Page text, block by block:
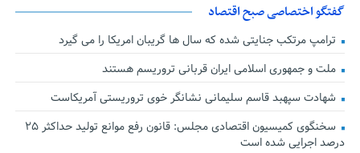
گفتگو اختصاصی صبح اقتصاد
ترامپ مرتکب جنایتی شده که سال ها گریبان امریکا را می گیرد
ملت و جمهوری اسلامی ایران قربانی تروریسم هستند
شهادت سپهبد قاسم سلیمانی نشانگر خوی تروریستی آمریکاست
سخنگوی کمیسیون اقتصادی مجلس: قانون رفع موانع تولید حداکثر ۲۵
درصد اجرایی شده است